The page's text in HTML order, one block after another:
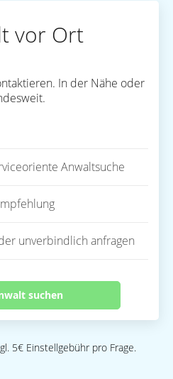
vor Ort
In der Nähe oder
Anwaltsuche
unverbindlich anfragen
suchen
5€ Einstellgebühr pro Frage.